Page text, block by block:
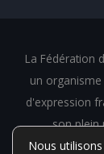
La Fédération
un
d'expression
son plein
Nous